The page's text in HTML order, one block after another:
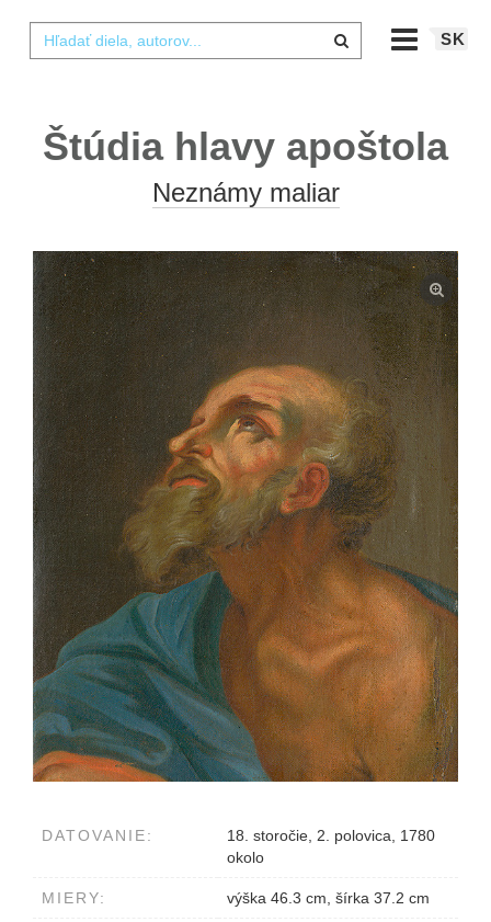
SK
Štúdia hlavy apoštola
Neznámy maliar
DATOVANIE:
18. storočie, 2. polovica, 1780
okolo
MIERY: výška 46.3 cm, šírka 37.2 cm